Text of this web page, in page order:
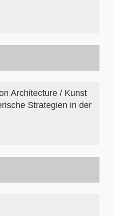
Architecture / Kunst
Strategien in der